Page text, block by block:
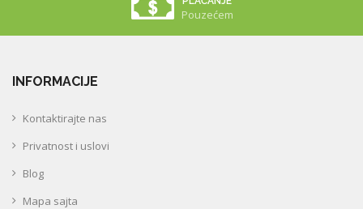
Pouzećem
INFORMACIJE
Kontaktirajte nas
Privatnost i uslovi
Blog
Mapa sajta